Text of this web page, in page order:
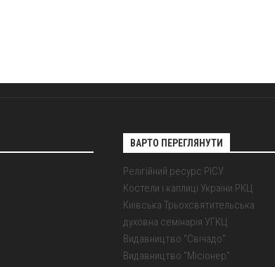
ВАРТО ПЕРЕГЛЯНУТИ
Релігійний ресурс РІСУ
Костели і каплиці України РКЦ
Київська Трьохсвятительська
духовна семінарія УГКЦ
Видавництво "Свічадо"
Видавництво "Місіонер"